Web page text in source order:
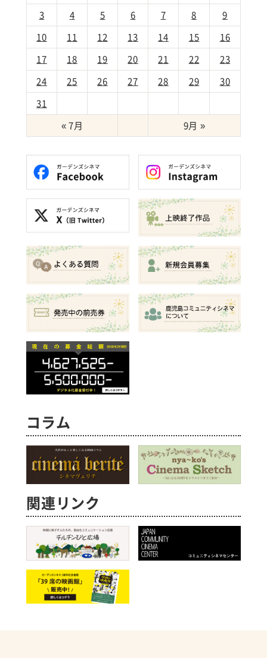
3
4 5 6 7 8
9
10
11 12 13 14 15
16
17
18 19 20 21 22
23
24
25 26 27 28 29
30
31
« 7月
9月 »
コラム
関連リンク